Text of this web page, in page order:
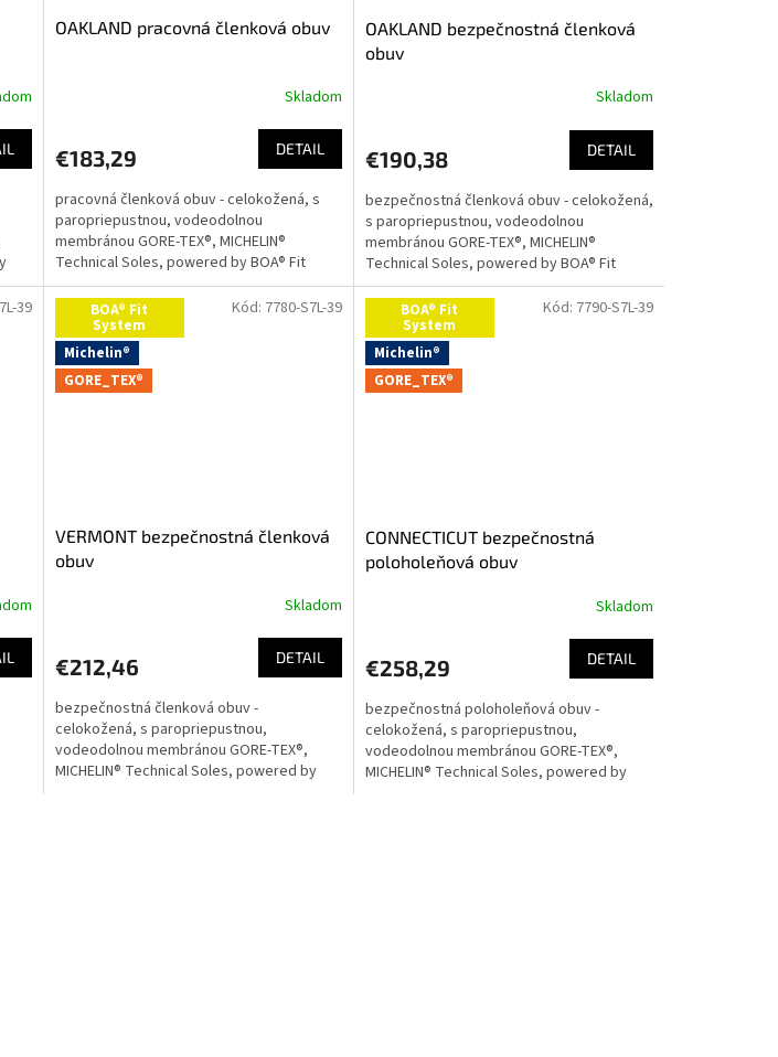
by
OAKLAND pracovná členková obuv
Skladom
€183,29 DETAIL
pracovná členková obuv - celokožená, s
paropriepustnou, vodeodolnou
membránou GORE-TEX®, MICHELIN®
Technical Soles, powered by BOA® Fit
SystemVážení zákazníci,chceli by sme
vás...
OAKLAND bezpečnostná členková
obuv
Skladom
€190,38 DETAIL
bezpečnostná členková obuv - celokožená,
s paropriepustnou, vodeodolnou
membránou GORE-TEX®, MICHELIN®
Technical Soles, powered by BOA® Fit
SystemVážení zákazníci,chceli by sme...
39 BOA® Fit
System
Michelin®
GORE_TEX®
VERMONT bezpečnostná členková
obuv
Skladom
€212,46 DETAIL
bezpečnostná členková obuv -
celokožená, s paropriepustnou,
vodeodolnou membránou GORE-TEX®,
MICHELIN® Technical Soles, powered by
Kód: 7780-S7L-39 BOA® Fit
System
Michelin®
GORE_TEX®
CONNECTICUT bezpečnostná
poloholeňová obuv
Skladom
€258,29 DETAIL
bezpečnostná poloholeňová obuv -
celokožená, s paropriepustnou,
vodeodolnou membránou GORE-TEX®,
MICHELIN® Technical Soles, powered by
Kód: 7790-S7L-39